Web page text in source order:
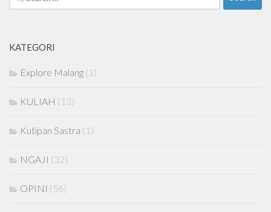
for:
KATEGORI
Explore Malang (1)
KULIAH (13)
Kutipan Sastra (1)
NGAJI (32)
OPINI (56)